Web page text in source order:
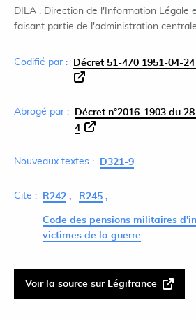
DILA : Direction de l'Information Légale
faisant partie de l'administration
Codifié par : Décret 51-470 1951-04-
Abrogé par :
Décret n°2016-1903 du
4
Nouveaux textes : D321-9
Cite : R242 R245
Code des pensions militaires
victimes de la guerre
Voir la source sur Légifrance